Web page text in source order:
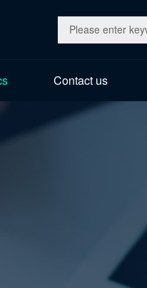
Contact us